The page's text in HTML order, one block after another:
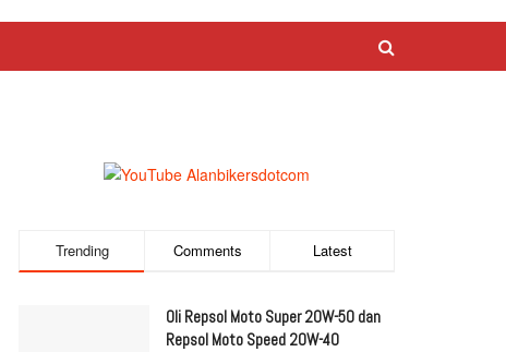
Trending Comments Latest
Oli Repsol Moto Super 20W-50 dan
Repsol Moto Speed 20W-40